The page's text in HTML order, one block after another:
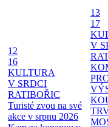
12
16
KULTURA
V SRDCI
RATIBOŘIC
Turisté zvou na své
akce v srpnu 2026
13
17
V